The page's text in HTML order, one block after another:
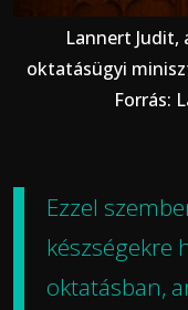
Lannert Judit,
oktatásügyi
Forrás:
Ezzel
készségekre
oktatásban,